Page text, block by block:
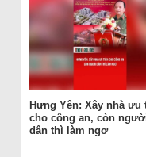
Hưng Yên: Xây nhà ưu
cho công an, còn
dân thì làm ngơ